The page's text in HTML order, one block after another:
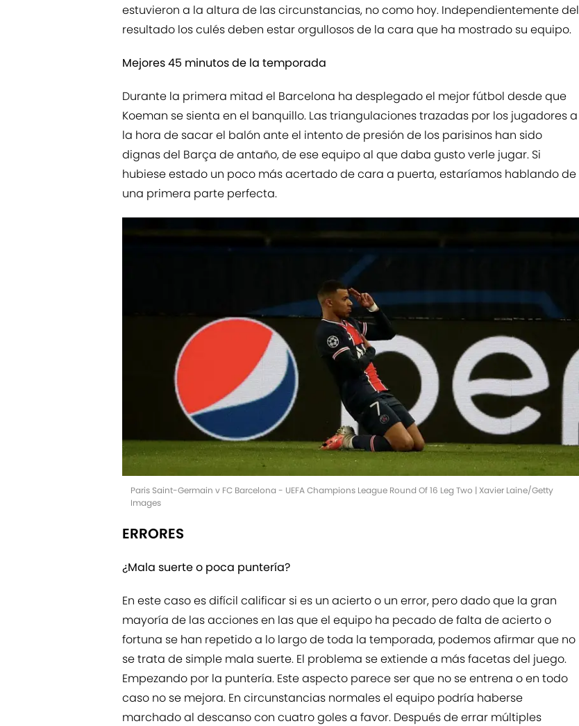
estuvieron a la altura de las circunstancias, no como hoy. Independientemente del
resultado los culés deben estar orgullosos de la cara que ha mostrado su equipo.
Mejores 45 minutos de la temporada
Durante la primera mitad el Barcelona ha desplegado el mejor fútbol desde que
Koeman se sienta en el banquillo. Las triangulaciones trazadas por los jugadores a
la hora de sacar el balón ante el intento de presión de los parisinos han sido
dignas del Barça de antaño, de ese equipo al que daba gusto verle jugar. Si
hubiese estado un poco más acertado de cara a puerta, estaríamos hablando de
una primera parte perfecta.
Paris Saint-Germain v FC Barcelona - UEFA Champions League Round Of 16 Leg Two | Xavier Laine/Getty
Images
ERRORES
¿Mala suerte o poca puntería?
En este caso es difícil calificar si es un acierto o un error, pero dado que la gran
mayoría de las acciones en las que el equipo ha pecado de falta de acierto o
fortuna se han repetido a lo largo de toda la temporada, podemos afirmar que no
se trata de simple mala suerte. El problema se extiende a más facetas del juego.
Empezando por la puntería. Este aspecto parece ser que no se entrena o en todo
caso no se mejora. En circunstancias normales el equipo podría haberse
marchado al descanso con cuatro goles a favor. Después de errar múltiples